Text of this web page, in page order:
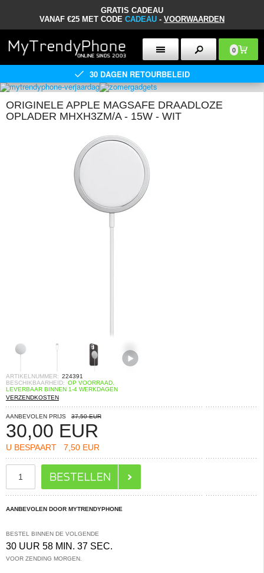
GRATIS CADEAU
VANAF €25 MET CODE CADEAU - VOORWAARDEN
0
30 DAGEN RETOURBELEID
ORIGINELE APPLE MAGSAFE DRAADLOZE
OPLADER MHXH3ZM/A - 15W - WIT
ARTIKELNUMMER: 224391
BESCHIKBAARHEID: OP VOORRAAD.
LEVERBAAR BINNEN 1-4 WERKDAGEN
VERZENDKOSTEN
AANBEVOLEN PRIJS 37,50 EUR
30,00 EUR
U BESPAART 7,50 EUR
AANBEVOLEN DOOR MYTRENDYPHONE
BESTEL BINNEN DE VOLGENDE
30 UUR 58 MIN. 37 SEC.
VOOR ZENDING MORGEN.